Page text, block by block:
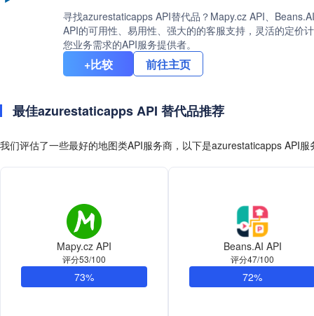
寻找azurestaticapps API替代品？Mapy.cz API、
API的可用性、易用性、强大的的客服支持，灵活的定价
您业务需求的API服务提供者。
+比较 前往主页
最佳azurestaticapps API 替代品推荐
我们评估了一些最好的地图类API服务商，以下是azurestaticapps API服
Mapy.cz API
评分53/100
73%
Beans.AI API
评分47/100
72%